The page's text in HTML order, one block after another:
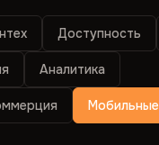
Доступность
Аналитика
Мобильные